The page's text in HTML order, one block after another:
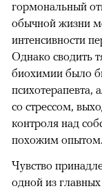
гормональный
обычной жизни
интенсивности
Однако сводить
биохимии было
психотерапевта,
со стрессом,
контроля над
похожим опытом.
Чувство
одной из